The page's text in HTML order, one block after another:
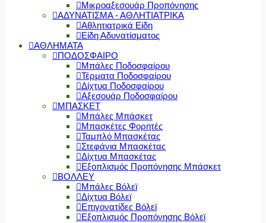
Μικροαξεσουάρ Προπόνησης
ΑΔΥΝΑΤΙΣΜΑ - ΑΘΛΗΤΙΑΤΡΙΚΑ
Αθλητιατρικά Είδη
Είδη Αδυνατίσματος
ΑΘΛΗΜΑΤΑ
ΠΟΔΟΣΦΑΙΡΟ
Μπάλες Ποδοσφαίρου
Τέρματα Ποδοσφαίρου
Δίχτυα Ποδοσφαίρου
Αξεσουάρ Ποδοσφαίρου
ΜΠΑΣΚΕΤ
Μπάλες Μπάσκετ
Μπασκέτες Φορητές
Ταμπλό Μπασκέτας
Στεφάνια Μπασκέτας
Δίχτυα Μπασκέτας
Εξοπλισμός Προπόνησης Μπάσκετ
ΒΟΛΛΕΥ
Μπάλες Βόλεϊ
Δίχτυα Βόλεϊ
Επιγονατίδες Βόλεϊ
Εξοπλισμός Προπόνησης Βόλεϊ